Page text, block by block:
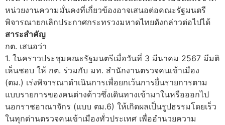
หน่วยงานความมั่นคงที่เกี่ยวข้องอาจเสนอต่อคณะรัฐมนตรี
พิจารณายกเลิกประกาศกระทรวงมหาดไทยดังกล่าวต่อไปได้
สาระสำคัญ
กต. เสนอว่า
1. ในคราวประชุมคณะรัฐมนตรีเมื่อวันที่ 3 มีนาคม 2567 มีมติ
เห็นชอบ ให้ กต. ร่วมกับ มท. สำนักงานตรวจคนเข้าเมือง
(ตม.) เร่งพิจารณาดำเนินการเพื่อยกเว้นการยื่นรายการตาม
แบบรายการของคนต่างด้าวซึ่งเดินทางเข้ามาในหรือออกไป
นอกราชอาณาจักร (แบบ ตม.6) ให้เกิดผลเป็นรูปธรรมโดยเร็ว
ในทุกด่านตรวจคนเข้าเมืองทั่วประเทศ เพื่ออำนวยความ